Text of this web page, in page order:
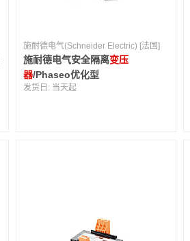
施耐德电气(Schneider Electric) [法国]
施耐德电气安全隔离变压
器/Phaseo优化型
发货日: 当天起